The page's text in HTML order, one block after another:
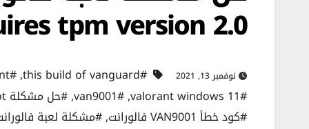
tpm version 2.0
نوفمبر 13, 2021 #this build of vanguard
,
#valorant
#valorant windows 11
,
#van9001
,#حل مشكلة secure boot
#كود خطأ VAN9001 فالورانت
,#مشكلة لعبة